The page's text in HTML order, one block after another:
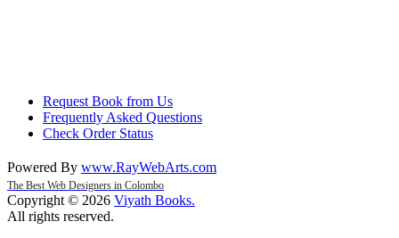
Request Book from Us
Frequently Asked Questions
Check Order Status
Powered By www.RayWebArts.com
The Best Web Designers in Colombo
Copyright © 2026 Viyath Books.
All rights reserved.